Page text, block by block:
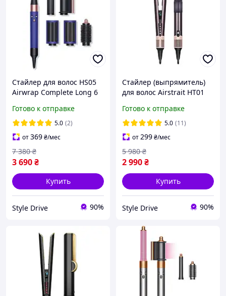
Стайлер для волос HS05
Airwrap Complete Long 6
Long Limited Edition
Готово к отправке
5.0 (2)
от369₴/мес
3 690₴
7 380 ₴
Купить
Style Drive 90%
Стайлер (выпрямитель)
для волос Airstrait HT01
Готово к отправке
5.0 (11)
от299₴/мес
2 990₴
5 980 ₴
Купить
Style Drive 90%